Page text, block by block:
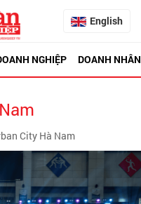
English
NGHIỆP DOANH NHÂN
City Hà Nam